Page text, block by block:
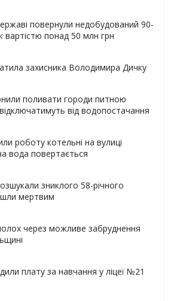
повернули недобудований 90-
вартістю понад 50 млн грн
захисника Володимира Дичку
поливати городи питною
від водопостачання
роботу котельні на вулиці
вода повертається
зниклого 58-річного
мертвим
через можливе забруднення
плату за навчання у ліцеї №21